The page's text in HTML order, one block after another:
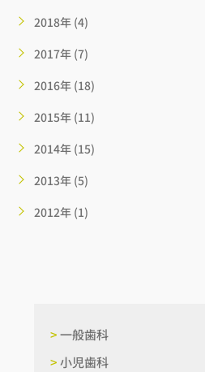
2018年 (4)
2017年 (7)
2016年 (18)
2015年 (11)
2014年 (15)
2013年 (5)
2012年 (1)
>一般歯科
> 小児歯科